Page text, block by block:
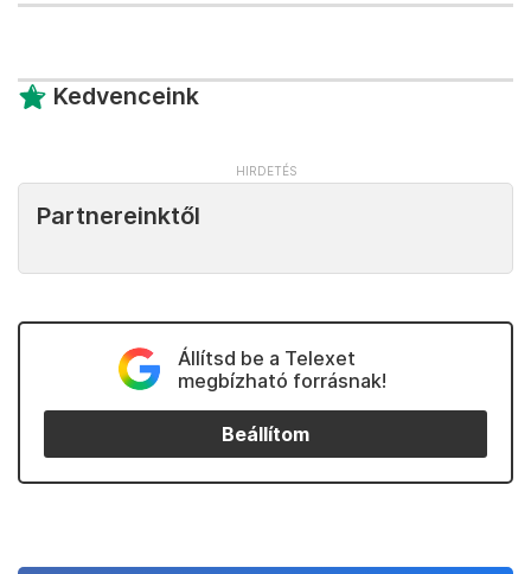
Kedvenceink
Partnereinktől
Állítsd be a Telexet
megbízható forrásnak!
Beállítom